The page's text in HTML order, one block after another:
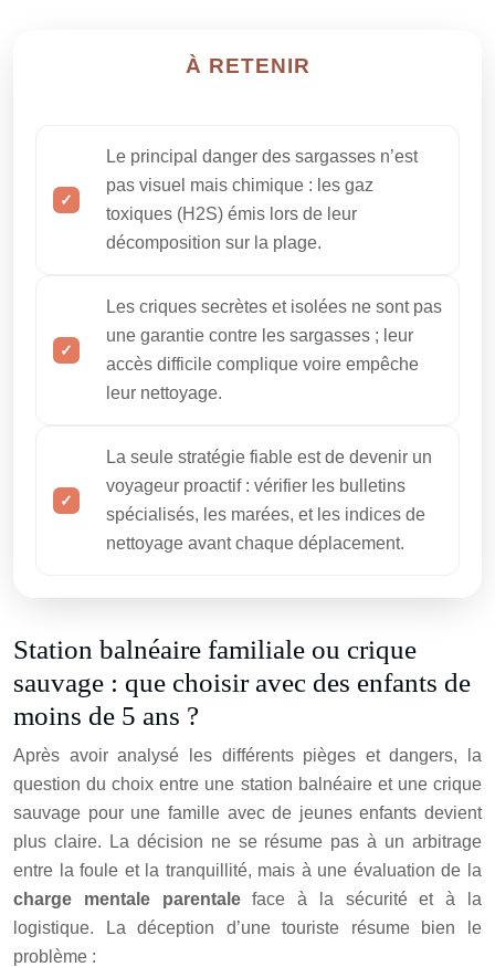
À RETENIR
Le principal danger des sargasses n’est
pas visuel mais chimique : les gaz
toxiques (H2S) émis lors de leur
décomposition sur la plage.
Les criques secrètes et isolées ne sont pas
une garantie contre les sargasses ; leur
accès difficile complique voire empêche
leur nettoyage.
La seule stratégie fiable est de devenir un
voyageur proactif : vérifier les bulletins
spécialisés, les marées, et les indices de
nettoyage avant chaque déplacement.
Station balnéaire familiale ou crique
sauvage : que choisir avec des enfants de
moins de 5 ans ?
Après avoir analysé les différents pièges et dangers, la
question du choix entre une station balnéaire et une crique
sauvage pour une famille avec de jeunes enfants devient
plus claire. La décision ne se résume pas à un arbitrage
entre la foule et la tranquillité, mais à une évaluation de la
charge mentale parentaleface à la sécurité et à la
logistique. La déception d’une touriste résume bien le
problème :